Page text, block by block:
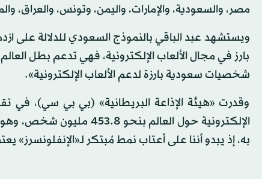
مصر، والسعودية، والإمارات، واليمن، وتونس، والعراق،
ويستشهد عبد الباقي بالنموذج السعودي للدلالة على
بارز في مجال الألعاب الإلكترونية، فهي تدعم بطل
شخصيات سعودية بارزة لدعم الألعاب الإلكترونية».
وقدرت «هيئة الإذاعة البريطانية» (بي بي سي)، في
الإلكترونية حول العالم
به، إذ يبدو أننا على أعتاب نمط مُبتكر